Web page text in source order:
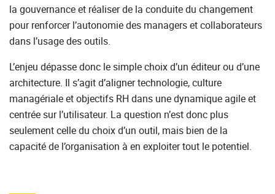
la gouvernance et réaliser de la conduite du changement
pour renforcer l’autonomie des managers et collaborateurs
dans l’usage des outils.
L’enjeu dépasse donc le simple choix d’un éditeur ou d’une
architecture. Il s’agit d’aligner technologie, culture
managériale et objectifs RH dans une dynamique agile et
centrée sur l’utilisateur. La question n’est donc plus
seulement celle du choix d’un outil, mais bien de la
capacité de l’organisation à en exploiter tout le potentiel.